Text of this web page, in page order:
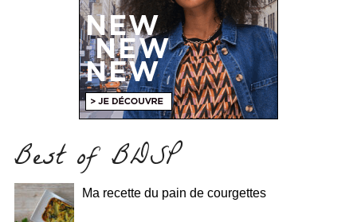
Best of BDSP
Ma recette du pain de courgettes